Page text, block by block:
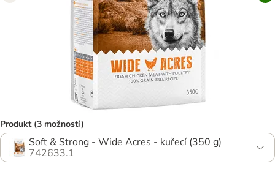
Produkt (3 možností)
Soft & Strong - Wide Acres - kuřecí (350 g)
742633.1